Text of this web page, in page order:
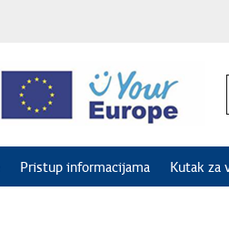
Pristup informacijama Kutak za